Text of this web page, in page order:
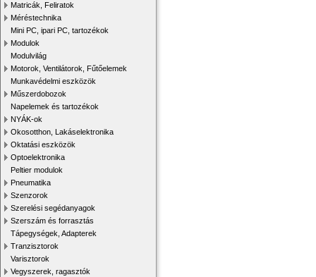
Matricák, Feliratok
Méréstechnika
Mini PC, ipari PC, tartozékok
Modulok
Modulvilág
Motorok, Ventilátorok, Fűtőelemek
Munkavédelmi eszközök
Műszerdobozok
Napelemek és tartozékok
NYÁK-ok
Okosotthon, Lakáselektronika
Oktatási eszközök
Optoelektronika
Peltier modulok
Pneumatika
Szenzorok
Szerelési segédanyagok
Szerszám és forrasztás
Tápegységek, Adapterek
Tranzisztorok
Varisztorok
Vegyszerek, ragasztók